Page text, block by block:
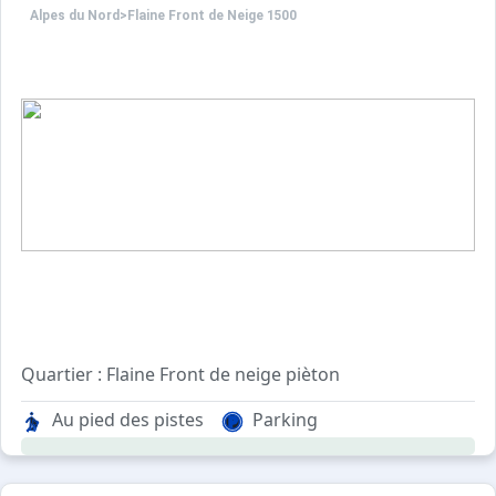
Alpes du Nord > Flaine Front de Neige 1500
Quartier : Flaine Front de neige pièton
Au pied des pistes.
A 350m des rassemblements école de ski.
A 500m de la galerie marchande, du cinéma, du
A 1km de l'auditorium à Flaine Forêt.
Au pied des pistes Parking